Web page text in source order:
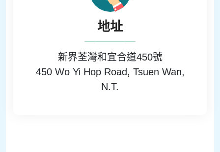
地址
新界荃灣和宜合道450號
450 Wo Yi Hop Road, Tsuen Wan,
N.T.